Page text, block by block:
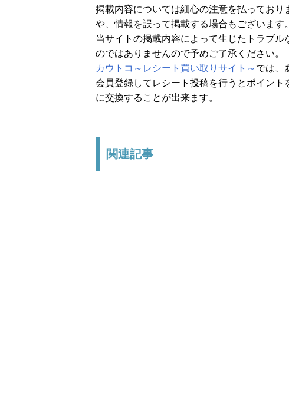
掲載内容については細心の注意を払ってお
や、情報を誤って掲載する場合もございます。
当サイトの掲載内容によって生じたトラブ
のではありませんので予めご了承ください。
カウトコ～レシート買い取りサイト～ では、
会員登録してレシート投稿を行うとポイン
に交換することが出来ます。
関連記事